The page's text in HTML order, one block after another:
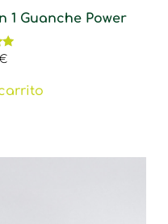
Guanche Power